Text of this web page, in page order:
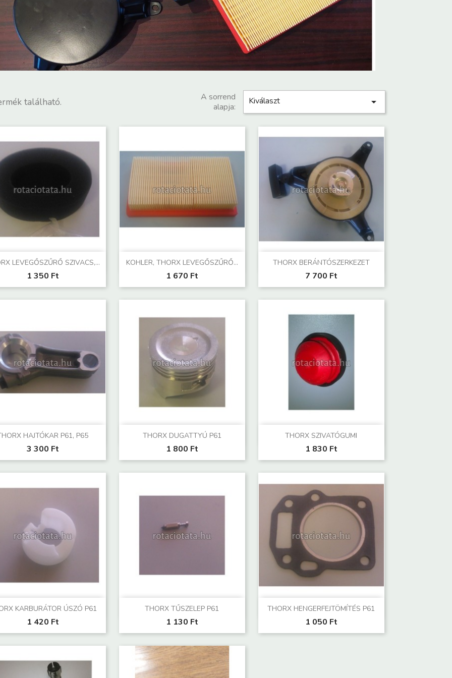
található.
A sorrend
alapja:
Kiválaszt 
LEVEGŐSZŰRŐ SZIVACS,...
1 350 Ft
Előnézet KOHLER, THORX LEVEGŐSZŰRŐ...
1 670 Ft
Előnézet THORX BERÁNTÓSZERKEZET
7 700 Ft
Előnézet
HAJTÓKAR P61, P65
3 300 Ft
Előnézet THORX DUGATTYÚ P61
1 800 Ft
Előnézet THORX SZIVATÓGUMI
1 830 Ft
Előnézet
KARBURÁTOR ÚSZÓ P61
1 420 Ft
Előnézet THORX TŰSZELEP P61
1 130 Ft
Előnézet THORX HENGERFEJTÖMÍTÉS P61
1 050 Ft
Előnézet